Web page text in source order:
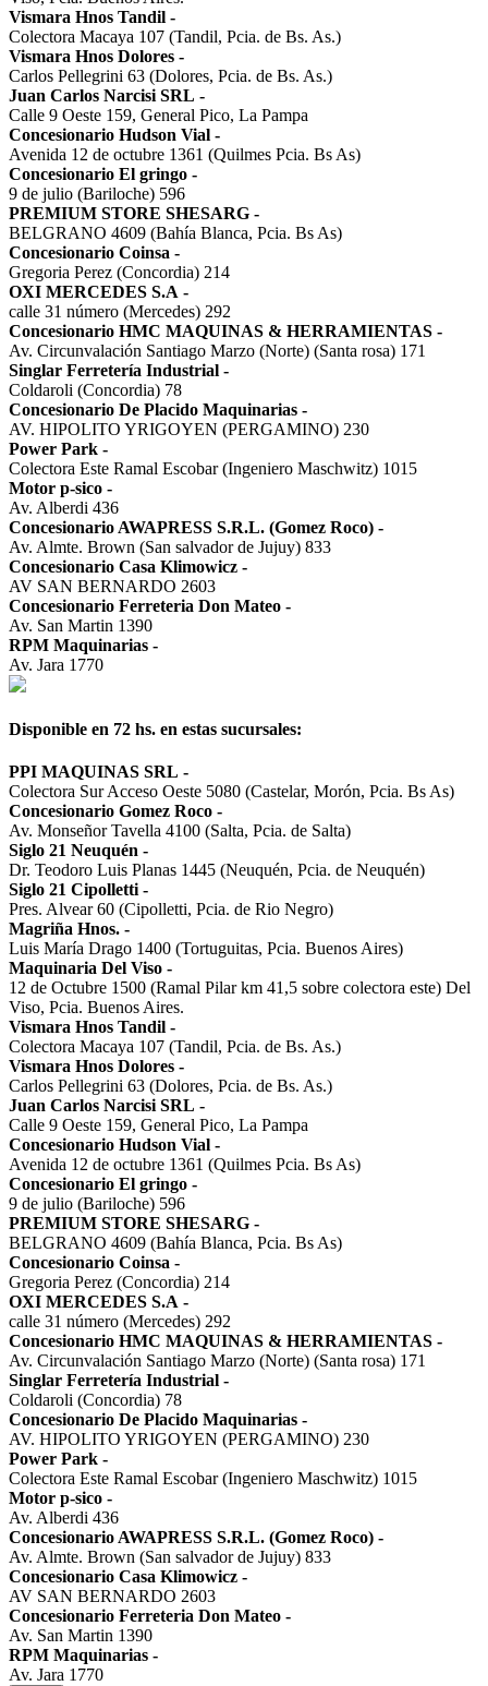
Vismara Hnos Tandil -
Colectora Macaya 107 (Tandil, Pcia. de Bs. As.)
Vismara Hnos Dolores -
Carlos Pellegrini 63 (Dolores, Pcia. de Bs. As.)
Juan Carlos Narcisi SRL -
Calle 9 Oeste 159, General Pico, La Pampa
Concesionario Hudson Vial -
Avenida 12 de octubre 1361 (Quilmes Pcia. Bs As)
Concesionario El gringo -
9 de julio (Bariloche) 596
PREMIUM STORE SHESARG -
BELGRANO 4609 (Bahía Blanca, Pcia. Bs As)
Concesionario Coinsa -
Gregoria Perez (Concordia) 214
OXI MERCEDES S.A -
calle 31 número (Mercedes) 292
Concesionario HMC MAQUINAS & HERRAMIENTAS -
Av. Circunvalación Santiago Marzo (Norte) (Santa rosa) 171
Singlar Ferretería Industrial -
Coldaroli (Concordia) 78
Concesionario De Placido Maquinarias -
AV. HIPOLITO YRIGOYEN (PERGAMINO) 230
Power Park -
Colectora Este Ramal Escobar (Ingeniero Maschwitz) 1015
Motor p-sico -
Av. Alberdi 436
Concesionario AWAPRESS S.R.L. (Gomez Roco) -
Av. Almte. Brown (San salvador de Jujuy) 833
Concesionario Casa Klimowicz -
AV SAN BERNARDO 2603
Concesionario Ferreteria Don Mateo -
Av. San Martin 1390
RPM Maquinarias -
Av. Jara 1770
Disponible en 72 hs. en estas sucursales:
PPI MAQUINAS SRL -
Colectora Sur Acceso Oeste 5080 (Castelar, Morón, Pcia. Bs As)
Concesionario Gomez Roco -
Av. Monseñor Tavella 4100 (Salta, Pcia. de Salta)
Siglo 21 Neuquén -
Dr. Teodoro Luis Planas 1445 (Neuquén, Pcia. de Neuquén)
Siglo 21 Cipolletti -
Pres. Alvear 60 (Cipolletti, Pcia. de Rio Negro)
Magriña Hnos. -
Luis María Drago 1400 (Tortuguitas, Pcia. Buenos Aires)
Maquinaria Del Viso -
12 de Octubre 1500 (Ramal Pilar km 41,5 sobre colectora este) Del
Viso, Pcia. Buenos Aires.
Vismara Hnos Tandil -
Colectora Macaya 107 (Tandil, Pcia. de Bs. As.)
Vismara Hnos Dolores -
Carlos Pellegrini 63 (Dolores, Pcia. de Bs. As.)
Juan Carlos Narcisi SRL -
Calle 9 Oeste 159, General Pico, La Pampa
Concesionario Hudson Vial -
Avenida 12 de octubre 1361 (Quilmes Pcia. Bs As)
Concesionario El gringo -
9 de julio (Bariloche) 596
PREMIUM STORE SHESARG -
BELGRANO 4609 (Bahía Blanca, Pcia. Bs As)
Concesionario Coinsa -
Gregoria Perez (Concordia) 214
OXI MERCEDES S.A -
calle 31 número (Mercedes) 292
Concesionario HMC MAQUINAS & HERRAMIENTAS -
Av. Circunvalación Santiago Marzo (Norte) (Santa rosa) 171
Singlar Ferretería Industrial -
Coldaroli (Concordia) 78
Concesionario De Placido Maquinarias -
AV. HIPOLITO YRIGOYEN (PERGAMINO) 230
Power Park -
Colectora Este Ramal Escobar (Ingeniero Maschwitz) 1015
Motor p-sico -
Av. Alberdi 436
Concesionario AWAPRESS S.R.L. (Gomez Roco) -
Av. Almte. Brown (San salvador de Jujuy) 833
Concesionario Casa Klimowicz -
AV SAN BERNARDO 2603
Concesionario Ferreteria Don Mateo -
Av. San Martin 1390
RPM Maquinarias -
Av. Jara 1770